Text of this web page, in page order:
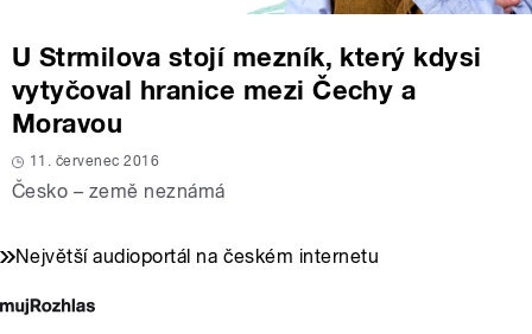
U Strmilova stojí mezník, který kdysi
vytyčoval hranice mezi Čechy a
Moravou
11. červenec 2016
Česko – země neznámá
Největší audioportál na českém internetu